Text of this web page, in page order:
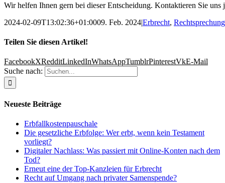
Wir helfen Ihnen gern bei dieser Entscheidung. Kontaktieren Sie uns
2024-02-09T13:02:36+01:0009. Feb. 2024|Erbrecht, Rechtsprechung
Teilen Sie diesen Artikel!
FacebookXRedditLinkedInWhatsAppTumblrPinterestVkE-Mail
Suche nach:
Neueste Beiträge
Erbfallkostenpauschale
Die gesetzliche Erbfolge: Wer erbt, wenn kein Testament
vorliegt?
Digitaler Nachlass: Was passiert mit Online-Konten nach dem
Tod?
Erneut eine der Top-Kanzleien für Erbrecht
Recht auf Umgang nach privater Samenspende?